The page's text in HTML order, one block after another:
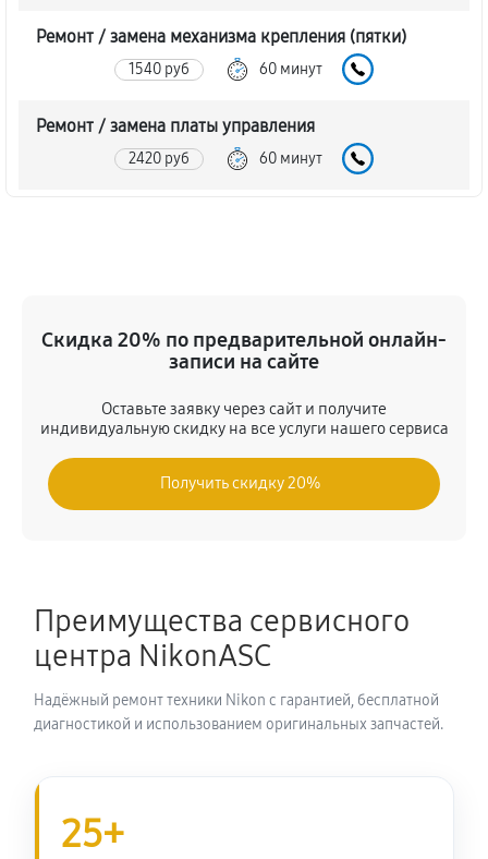
Ремонт / замена механизма крепления (пятки)
1540 руб 60 минут
Ремонт / замена платы управления
2420 руб 60 минут
1980 руб 60 минут
1980 руб 60 минут
Скидка 20% по предварительной онлайн-
записи на сайте
Оставьте заявку через сайт и получите
индивидуальную скидку на все услуги нашего сервиса
Получить скидку 20%
Преимущества сервисного
центра NikonASC
Надёжный ремонт техники Nikon с гарантией, бесплатной
диагностикой и использованием оригинальных запчастей.
25+